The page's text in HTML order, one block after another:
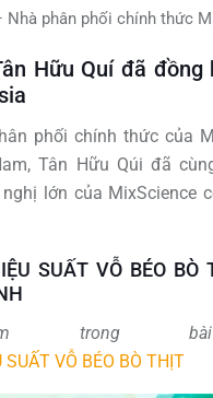
Nhà phân phối chính thức
Hữu Quí đã đồng
phối chính thức của
Tân Hữu Qúi đã
lớn của MixScience
SUẤT VỖ BÉO BÒ
trong
VỖ BÉO BÒ THỊT